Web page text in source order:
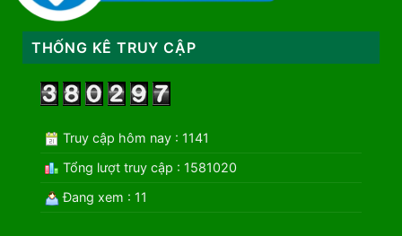
THỐNG KÊ TRUY CẬP
Truy cập hôm nay : 1141
Tổng lượt truy cập : 1581020
Đang xem : 11